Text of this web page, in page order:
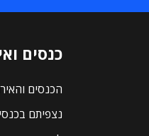
כנסים
הכנסים
נצפיתם